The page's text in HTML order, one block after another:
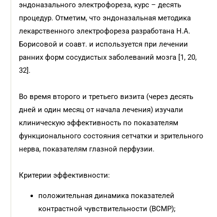
эндоназального электрофореза, курс – десять
процедур. Отметим, что эндоназальная методика
лекарственного электрофореза разработана Н.А.
Борисовой и соавт. и используется при лечении
ранних форм сосудистых заболеваний мозга [1, 20,
32].
Во время второго и третьего визита (через десять
дней и один месяц от начала лечения) изучали
клиническую эффективность по показателям
функционального состояния сетчатки и зрительного
нерва, показателям глазной перфузии.
Критерии эффективности:
положительная динамика показателей
контрастной чувствительности (ВСМР);